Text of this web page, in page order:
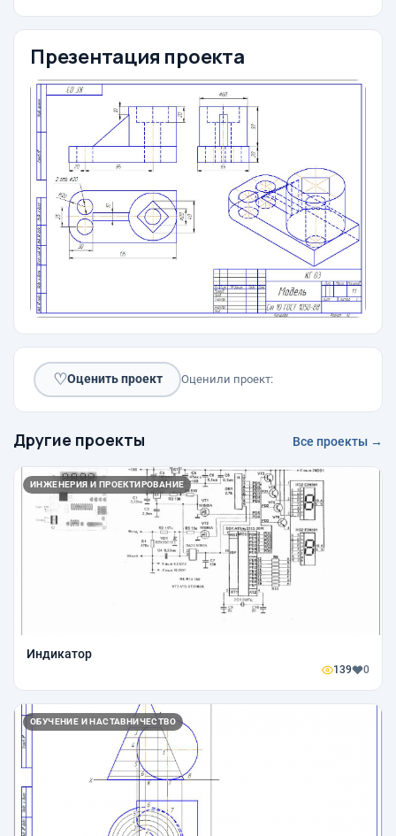
Презентация проекта
♡Оценить проект Оценили проект:
Другие проекты Все проекты →
ИНЖЕНЕРИЯ И ПРОЕКТИРОВАНИЕ
Индикатор
139 0
ОБУЧЕНИЕ И НАСТАВНИЧЕСТВО